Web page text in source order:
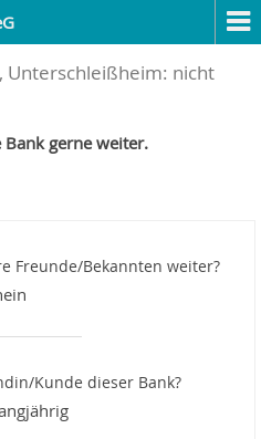
Unterschleißheim: nicht
gerne weiter.
Freunde/Bekannten weiter?
Kunde dieser Bank?